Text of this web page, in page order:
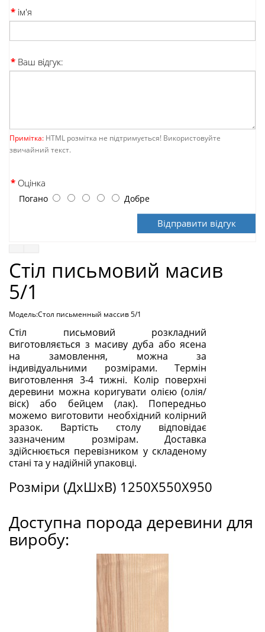
ім'я
Ваш відгук:
Примітка: HTML розмітка не підтримується! Використовуйте
звичайний текст.
Оцінка
Погано Добре
Відправити відгук
Стіл письмовий масив
5/1
Модель:Стол письменный массив 5/1
Стіл письмовий розкладний
виготовляється з масиву дуба або ясена
на замовлення, можна за
індивідуальними розмірами. Термін
виготовлення 3-4 тижні. Колір поверхні
деревини можна коригувати олією (олія/
віск) або бейцем (лак). Попередньо
можемо виготовити необхідний колірний
зразок. Вартість столу відповідає
зазначеним розмірам. Доставка
здійснюється перевізником у складеному
стані та у надійній упаковці.
Розміри (ДxШxВ) 1250X550X950
Доступна порода деревини для
виробу: